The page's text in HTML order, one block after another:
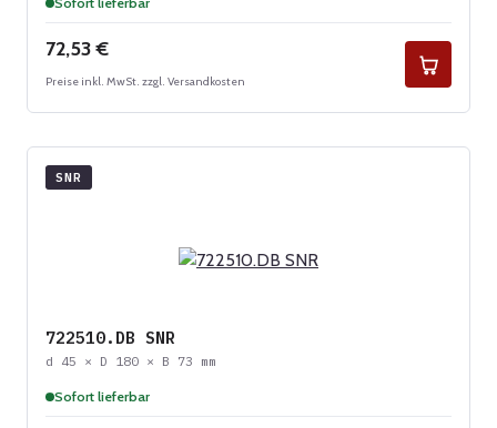
Regulärer Preis:
72,53 €
Preise inkl. MwSt. zzgl. Versandkosten
SNR
722510.DB SNR
d 45 × D 180 × B 73 mm
Sofort lieferbar